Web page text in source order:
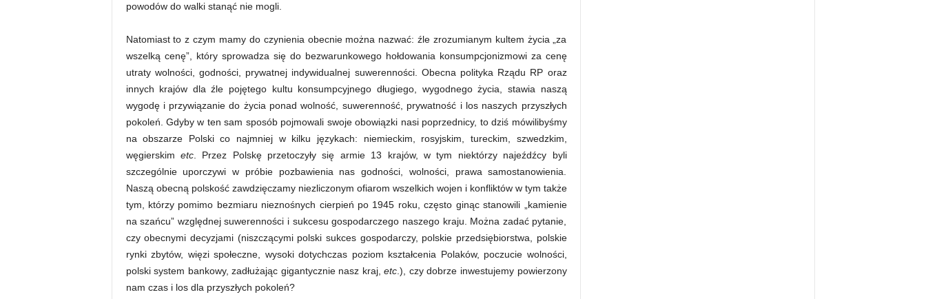
powodów do walki stanąć nie mogli.
Natomiast to z czym mamy do czynienia obecnie można nazwać: źle zrozumianym kultem życia „za
wszelką cenę”, który sprowadza się do bezwarunkowego hołdowania konsumpcjonizmowi za cenę
utraty wolności, godności, prywatnej indywidualnej suwerenności. Obecna polityka Rządu RP oraz
innych krajów dla źle pojętego kultu konsumpcyjnego długiego, wygodnego życia, stawia naszą
wygodę i przywiązanie do życia ponad wolność, suwerenność, prywatność i los naszych przyszłych
pokoleń. Gdyby w ten sam sposób pojmowali swoje obowiązki nasi poprzednicy, to dziś mówilibyśmy
na obszarze Polski co najmniej w kilku językach: niemieckim, rosyjskim, tureckim, szwedzkim,
węgierskim etc. Przez Polskę przetoczyły się armie 13 krajów, w tym niektórzy najeźdźcy byli
szczególnie uporczywi w próbie pozbawienia nas godności, wolności, prawa samostanowienia.
Naszą obecną polskość zawdzięczamy niezliczonym ofiarom wszelkich wojen i konfliktów w tym także
tym, którzy pomimo bezmiaru nieznośnych cierpień po 1945 roku, często ginąc stanowili „kamienie
na szańcu” względnej suwerenności i sukcesu gospodarczego naszego kraju. Można zadać pytanie,
czy obecnymi decyzjami (niszczącymi polski sukces gospodarczy, polskie przedsiębiorstwa, polskie
rynki zbytów, więzi społeczne, wysoki dotychczas poziom kształcenia Polaków, poczucie wolności,
polski system bankowy, zadłużając gigantycznie nasz kraj,etc .), czy dobrze inwestujemy powierzony
nam czas i los dla przyszłych pokoleń?